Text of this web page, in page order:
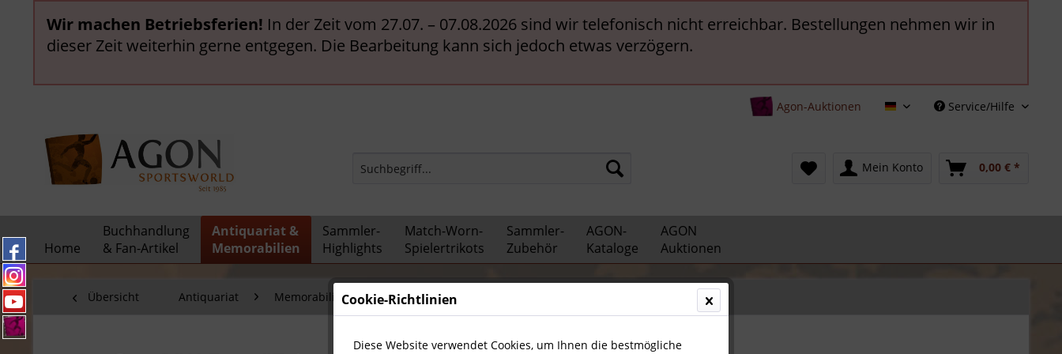
Wir machen Betriebsferien! In der Zeit vom 27.07. – 07.08.2026 sind wir telefonisch nicht erreichbar. Bestellungen nehmen wir in
dieser Zeit weiterhin gerne entgegen. Die Bearbeitung kann sich jedoch etwas verzögern.
Agon-Auktionen Deutsch Service/Hilfe
Mein Konto 0,00 € *
Home
Buchhandlung
& Fan-Artikel
Antiquariat &
Memorabilien
Sammler-
Highlights
Match-Worn-
Spielertrikots
Sammler-
Zubehör
AGON-
Kataloge
AGON
Auktionen
Übersicht Antiquariat Memorabilien Fußball
Cookie-Richtlinien
Diese Website verwendet Cookies, um Ihnen die bestmögliche